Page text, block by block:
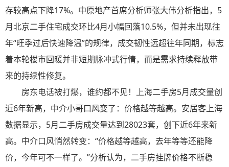
存较高点下降17%。中原地产首席分析师张大伟分析指出，5
月北京二手住宅成交环比4月小幅回落10.5%，但并未出现往
年“旺季过后快速降温”的规律，成交韧性远超往年同期，标志
着本轮楼市回暖并非短期脉冲式行情，而是需求持续释放带
来的持续性修复。
房东电话被打爆，谁约都不见！上海二手房5月成交量创
近6年新高，中介小哥口风变了：价格越等越高。安居客上海
数据显示，5月二手房成交量达到28023套，创下近6年来新
高。中介口风悄然转变：“价格越等越高，去年等等还能降
价，今年可不一样了。”分析认为，二手房挂牌价格不断稳